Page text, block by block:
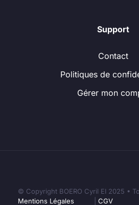
Support
Contact
Politiques de
Gérer mon
© Copyright BOERO Cyril EI 2025 •
Mentions Légales
CGV